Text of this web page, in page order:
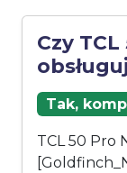
Czy TCL
Tak,
TCL 50 Pro